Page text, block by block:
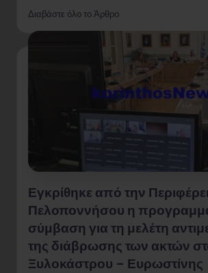
Διαβάστε όλο το Άρθρο
Εγκρίθηκε από την
Πελοποννήσου η
σύμβαση για τη μελέτη
της διάβρωσης των ακτών
Ξυλοκάστρου – Ευρωστίνης